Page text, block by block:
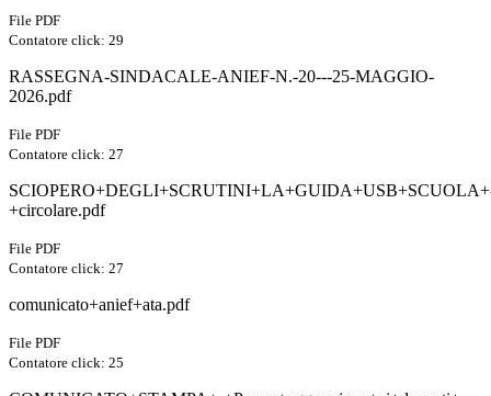
File PDF
Contatore click: 29
RASSEGNA-SINDACALE-ANIEF-N.-20---25-MAGGIO-
2026.pdf
File PDF
Contatore click: 27
+circolare.pdf
File PDF
Contatore click: 27
comunicato+anief+ata.pdf
File PDF
Contatore click: 25